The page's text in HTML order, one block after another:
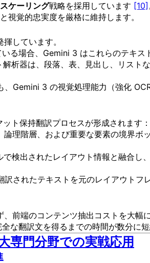
ケーリング戦略を採用しています [10]
視覚的忠実度を厳格に維持します。
しています。
る場合、Gemini 3 はこれらのテキ
析器は、段落、表、見出し、リスト
Gemini 3 の視覚処理能力（強化
ト保持翻訳プロセスが形成されます：
理階層、および重要な要素の境界ボ
検出されたレイアウト情報と融合し
されたテキストを元のレイアウトフ
前端のコンテンツ抽出コストを大幅
な翻訳文を得るまでの時間が数分に
専門分野での実戦応用